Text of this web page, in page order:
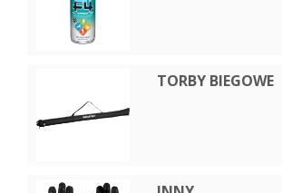
TORBY BIEGOWE